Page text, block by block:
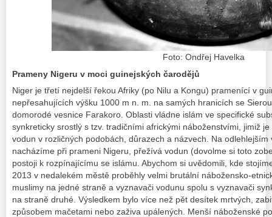
Foto: Ondřej Havelka
Prameny Nigeru v moci guinejských čarodějů
Niger je třetí nejdelší řekou Afriky (po Nilu a Kongu) pramenící v
nepřesahujících výšku 1000 m n. m. na samých hranicích se
domorodé vesnice Farakoro. Oblasti vládne islám ve specifické
synkreticky srostlý s tzv. tradičními africkými náboženstvími, jimiž
vodun v rozličných podobách, důrazech a názvech. Na odlehlejším
nacházíme při prameni Nigeru, přežívá vodun (dovolme si toto
postoji k rozpínajícímu se islámu. Abychom si uvědomili, kde
2013 v nedalekém městě proběhly velmi brutální nábožensko-
muslimy na jedné straně a vyznavači vodunu spolu s vyznavači
na straně druhé. Výsledkem bylo více než pět desítek mrtvých,
způsobem mačetami nebo zaživa upálených. Menší náboženské